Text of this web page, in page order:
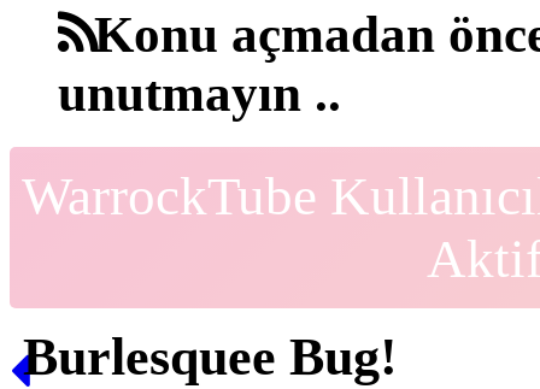
Konu açmadan
unutmayın ..
WarrockTube
Burlesquee Bug!